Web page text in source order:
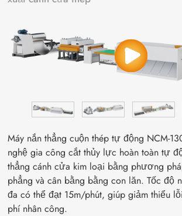
Máy nắn thẳng cuộn thép tự động NCM-
nghệ gia công cắt thủy lực hoàn toàn tự
thẳng cánh cửa kim loại bằng phương
phẳng và cân bằng bằng con lăn. Tốc độ
đa có thể đạt 15m/phút, giúp giảm thiểu
phí nhân công.